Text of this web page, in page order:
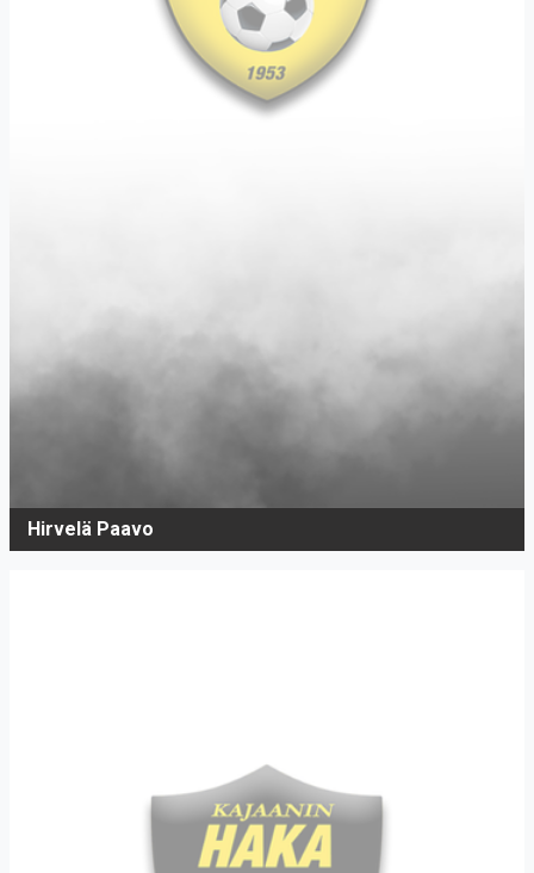
Hirvelä Paavo